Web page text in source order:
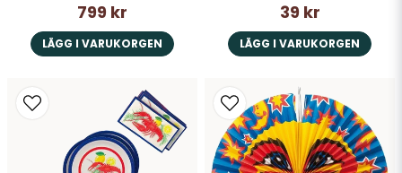
799 kr
LÄGG I VARUKORGEN
39 kr
LÄGG I VARUKORGEN